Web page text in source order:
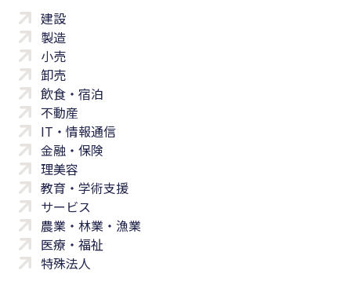
建設
製造
小売
卸売
飲食・宿泊
不動産
IT・情報通信
金融・保険
理美容
教育・学術支援
サービス
農業・林業・漁業
医療・福祉
特殊法人